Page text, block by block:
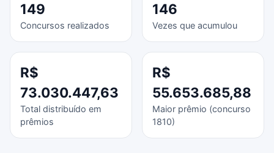
149
Concursos realizados
146
Vezes que acumulou
R$
73.030.447,63
Total distribuído em
prêmios
R$
55.653.685,88
Maior prêmio (concurso
1810)